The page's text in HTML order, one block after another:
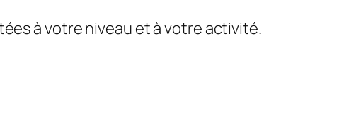
à votre niveau et à votre activité.